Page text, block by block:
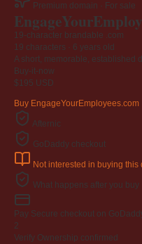
Premium domain · For sale
EngageYour
19-character brandable .com
19 characters · 6 years old
A short, memorable, established
Buy-it-now
$195 USD
Buy EngageYourEmployees.com
Afternic
GoDaddy checkout
Not interested in buying this
What happens after you buy
Pay Secure checkout on
2
Verify Ownership confirmed